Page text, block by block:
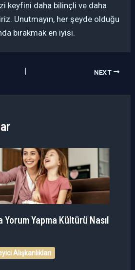
keyfini daha bilinçli ve daha
Unutmayın, her şeyde olduğu
bırakmak en iyisi.
NEXT
Yorum Yapma Kültürü Nasıl
Alışkanlıkları